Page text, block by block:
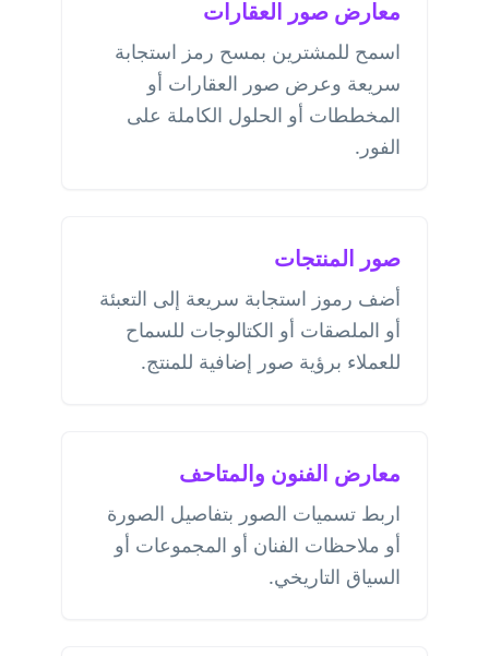
معارض صور العقارات
اسمح للمشترين بمسح رمز استجابة
سريعة وعرض صور العقارات أو
المخططات أو الحلول الكاملة على
الفور.
صور المنتجات
أضف رموز استجابة سريعة إلى التعبئة
أو الملصقات أو الكتالوجات للسماح
للعملاء برؤية صور إضافية للمنتج.
معارض الفنون والمتاحف
اربط تسميات الصور بتفاصيل الصورة
أو ملاحظات الفنان أو المجموعات أو
السياق التاريخي.